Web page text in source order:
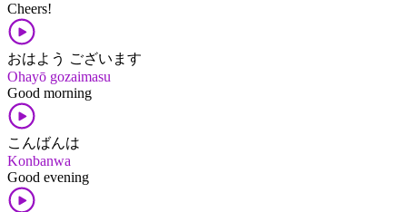
Cheers!
おはよう ございます
Ohayō gozaimasu
Good morning
こんばんは
Konbanwa
Good evening